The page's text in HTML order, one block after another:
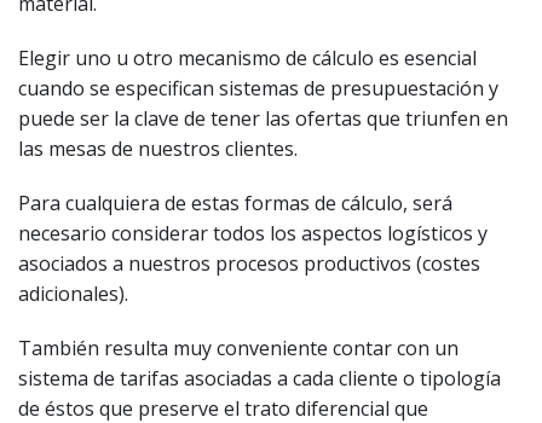
Elegir uno u otro mecanismo de cálculo es esencial
cuando se especifican sistemas de presupuestación y
puede ser la clave de tener las ofertas que triunfen en
las mesas de nuestros clientes.
Para cualquiera de estas formas de cálculo, será
necesario considerar todos los aspectos logísticos y
asociados a nuestros procesos productivos (costes
adicionales).
También resulta muy conveniente contar con un
sistema de tarifas asociadas a cada cliente o tipología
de éstos que preserve el trato diferencial que